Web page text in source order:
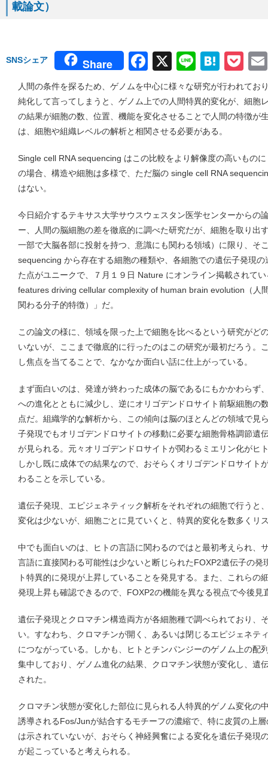
載論文）
SNSシェア Share Facebook
X Line
人間の条件を探るため、ゲノムを中心に様々な研究が行われてお
純化して言ってしまうと、ゲノム上での人間特異的変化が、細胞
の結果が細胞の数、位置、機能を変化させることで人間の特徴が
は、細胞や組織レベルの解析と相関させる必要がある。
Single cell RNA sequencing はこの比較をより解像度の高いもの
の場合、構造や細胞は多様で、ただ脳の single cell RNA
はない。
今日紹介するテキサス大学サウスウェスタン医学センターからの
ー、人間の脳細胞の差を徹底的に調べた研究だが、細胞を取り出
一部で大脳各部に投射を持つ、意識にも関わる領域）に限り、そ
sequencing から存在する細胞の種類や、各細胞での遺伝子発現
た点がユニークで、７月１９日 Nature にオンライン掲載されて
features driving cellular complexity of human brain evolution（人
関わる分子的特徴）」だ。
この論文の様に、領域を限った上で細胞を比べるという研究がど
いないが、ここまで徹底的に行ったのはこの研究が最初だろう。
し焦点を当てることで、なかなか面白い話に仕上がっている。
まず面白いのは、発達が終わった成体の脳であるにもかかわらず
への進化とともに減少し、逆にオリゴデンドロサイト前駆細胞の
点だ。組織学的な解析から、この傾向は脳のほとんどの領域で見
子発現でもオリゴデンドロサイトの移動に必要な細胞骨格調節遺
が見られる。元々オリゴデンドロサイトが関わるミエリン化がヒ
しかし既に成体での結果なので、おそらくオリゴデンドロサイト
わることを示している。
遺伝子発現、エピジェネティック解析をそれぞれの細胞で行うと
変化は少ないが、細胞ごとに見ていくと、特異的変化を数多くリ
中でも面白いのは、ヒトの言語に関わるのではと最初考えられ、
言語に直接関わる可能性は少ないと断じられたFOXP2遺伝子の発
ト特異的に発現が上昇していることを発見する。また、これらの
発現上昇も確認できるので、FOXP2の機能を異なる視点で今後見
遺伝子発現とクロマチン構造両方が各細胞種で調べられており、
い。すなわち、クロマチンが開く、あるいは閉じるエピジェネテ
につながっている。しかも、ヒトとチンパンジーのゲノム上の配
集中しており、ゲノム進化の結果、クロマチン状態が変化し、遺
された。
クロマチン状態が変化した部位に見られる人特異的ゲノム変化の
誘導されるFos/Junが結合するモチーフの濃縮で、特に皮質の上
は示されていないが、おそらく神経興奮による変化を遺伝子発現
が起こっていると考えられる。